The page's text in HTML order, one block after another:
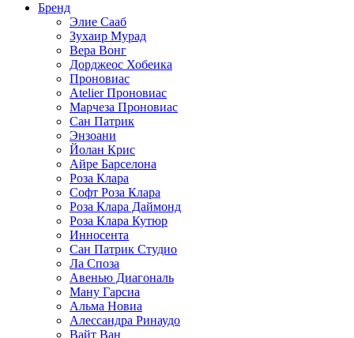
Бренд
Элие Сааб
Зухаир Мурад
Вера Вонг
Дорджеос Хобеика
Проновиас
Atelier Проновиас
Марчеза Проновиас
Сан Патрик
Энзоани
Йолан Крис
Айре Барселона
Роза Клара
Софт Роза Клара
Роза Клара Даймонд
Роза Клара Кутюр
Инносента
Сан Патрик Студио
Ла Споза
Авенью Диагональ
Ману Гарсиа
Альма Новиа
Алессандра Ринаудо
Вайт Ван